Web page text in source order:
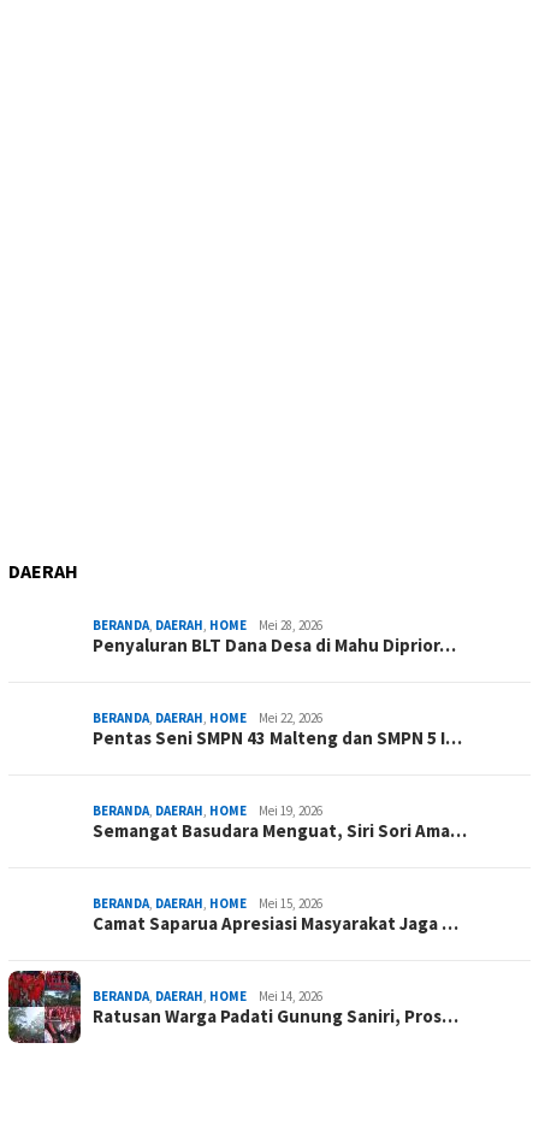
DAERAH
BERANDA DAERAH HOME Mei 28, 2026
Penyaluran BLT Dana Desa di Mahu Diprior…
BERANDA DAERAH HOME Mei 22, 2026
Pentas Seni SMPN 43 Malteng dan SMPN 5 I…
BERANDA DAERAH HOME Mei 19, 2026
Semangat Basudara Menguat, Siri Sori Ama…
BERANDA DAERAH HOME Mei 15, 2026
Camat Saparua Apresiasi Masyarakat Jaga …
BERANDA DAERAH HOME Mei 14, 2026
Ratusan Warga Padati Gunung Saniri, Pros…